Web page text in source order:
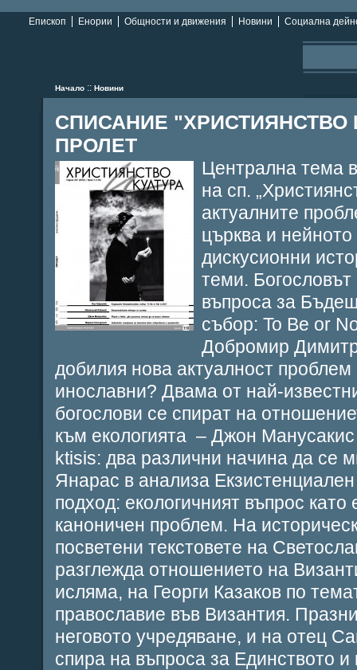
Епископ Енории Общности и движения Новини Социална
Начало :: Новини
СПИСАНИЕ "ХРИСТИЯНСТВО
ПРОЛЕТ
Централна тема
на сп.
актуалните
църква и
дискусионни
теми.
въпроса за
събор: To Be or
Добромир
добилия нова актуалност проблем
инославни? Двама от най-
богослови се спират на
към екологията – Джон
ktisis: два различни начина да се
Янарас в анализа
подход: екологичният въпрос
каноничен проблем. На
посветени текстовете на
разглежда отношението на
исляма, на Георги Казаков по
православие във Византия.
неговото учредяване, и на отец
спира на въпроса за Единството и